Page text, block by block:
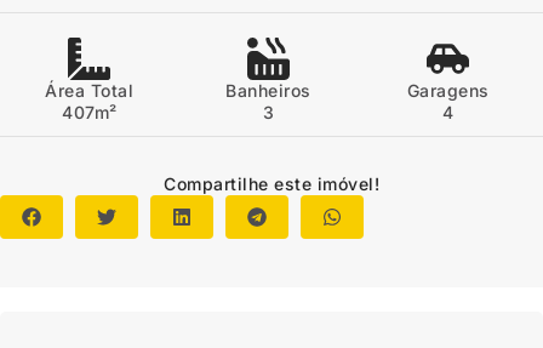
Área Total
407m²
Banheiros
3
Garagens
4
Compartilhe este imóvel!